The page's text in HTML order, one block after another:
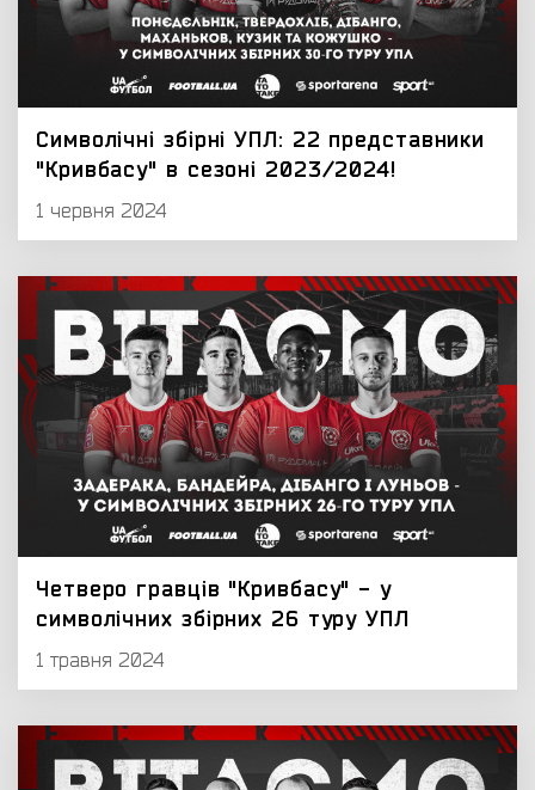
Символічні збірні УПЛ: 22 представники
"Кривбасу" в сезоні 2023/2024!
1 червня 2024
Четверо гравців "Кривбасу" - у
символічних збірних 26 туру УПЛ
1 травня 2024